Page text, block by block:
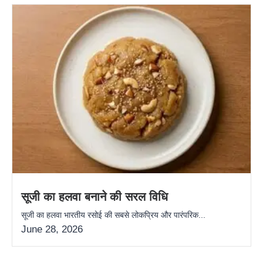
सूजी का हलवा बनाने की सरल विधि
सूजी का हलवा भारतीय रसोई की सबसे लोकप्रिय और पारंपरिक...
June 28, 2026